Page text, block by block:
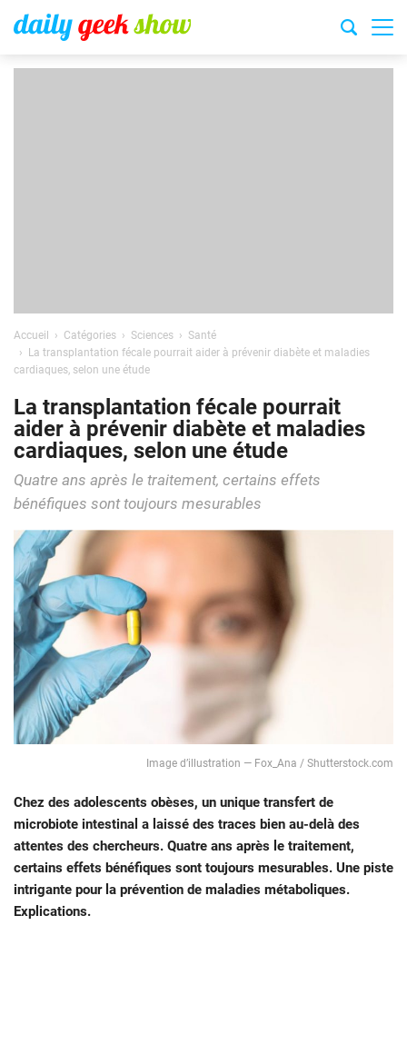
Accueil Catégories Sciences
Santé
La transplantation fécale pourrait aider à prévenir diabète et maladies
cardiaques, selon une étude
La transplantation fécale pourrait
aider à prévenir diabète et maladies
cardiaques, selon une étude
Quatre ans après le traitement, certains effets
bénéfiques sont toujours mesurables
Image d’illustration — Fox_Ana / Shutterstock.com
Chez des adolescents obèses, un unique transfert de
microbiote intestinal a laissé des traces bien au-delà des
attentes des chercheurs. Quatre ans après le traitement,
certains effets bénéfiques sont toujours mesurables. Une piste
intrigante pour la prévention de maladies métaboliques.
Explications.